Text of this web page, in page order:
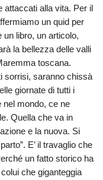
attaccati alla vita. Per il
un quid per
libro, un articolo,
la bellezza delle valli
toscana.
sorrisi, saranno chissà
giornate di tutti i
nel mondo, ce ne
Quella che va in
e la nuova. Si
E’ il travaglio che
un fatto storico ha
che giganteggia